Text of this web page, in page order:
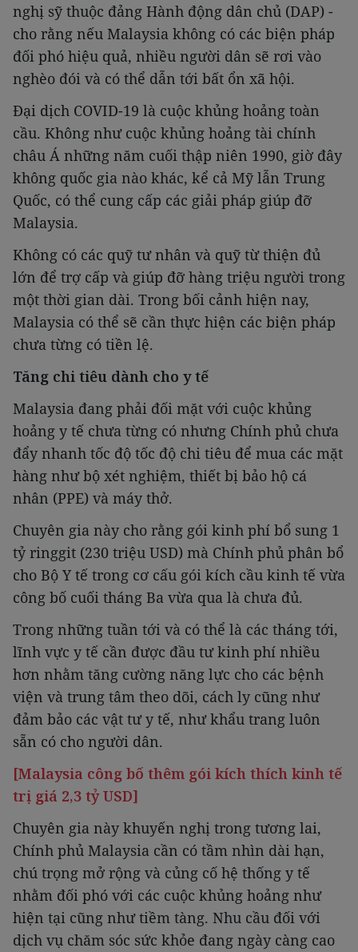
nghị sỹ thuộc đảng Hành động dân chủ (DAP) -
cho rằng nếu Malaysia không có các biện pháp
đối phó hiệu quả, nhiều người dân sẽ rơi vào
nghèo đói và có thể dẫn tới bất ổn xã hội.
Đại dịch COVID-19 là cuộc khủng hoảng toàn
cầu. Không như cuộc khủng hoảng tài chính
châu Á những năm cuối thập niên 1990, giờ đây
không quốc gia nào khác, kể cả Mỹ lẫn Trung
Quốc, có thể cung cấp các giải pháp giúp đỡ
Malaysia.
Không có các quỹ tư nhân và quỹ từ thiện đủ
lớn để trợ cấp và giúp đỡ hàng triệu người trong
một thời gian dài. Trong bối cảnh hiện nay,
Malaysia có thể sẽ cần thực hiện các biện pháp
chưa từng có tiền lệ.
Tăng chi tiêu dành cho y tế
Malaysia đang phải đối mặt với cuộc khủng
hoảng y tế chưa từng có nhưng Chính phủ chưa
đẩy nhanh tốc độ tốc độ chi tiêu để mua các mặt
hàng như bộ xét nghiệm, thiết bị bảo hộ cá
nhân (PPE) và máy thở.
Chuyên gia này cho rằng gói kinh phí bổ sung 1
tỷ ringgit (230 triệu USD) mà Chính phủ phân bổ
cho Bộ Y tế trong cơ cấu gói kích cầu kinh tế vừa
công bố cuối tháng Ba vừa qua là chưa đủ.
Trong những tuần tới và có thể là các tháng tới,
lĩnh vực y tế cần được đầu tư kinh phí nhiều
hơn nhằm tăng cường năng lực cho các bệnh
viện và trung tâm theo dõi, cách ly cũng như
đảm bảo các vật tư y tế, như khẩu trang luôn
sẵn có cho người dân.
[Malaysia công bố thêm gói kích thích kinh tế
trị giá 2,3 tỷ USD]
Chuyên gia này khuyến nghị trong tương lai,
Chính phủ Malaysia cần có tầm nhìn dài hạn,
chú trọng mở rộng và củng cố hệ thống y tế
nhằm đối phó với các cuộc khủng hoảng như
hiện tại cũng như tiềm tàng. Nhu cầu đối với
dịch vụ chăm sóc sức khỏe đang ngày càng cao